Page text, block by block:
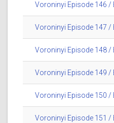
Voroninyi Episode 146
Voroninyi Episode 147
Voroninyi Episode 148
Voroninyi Episode 149
Voroninyi Episode 150
Voroninyi Episode 151